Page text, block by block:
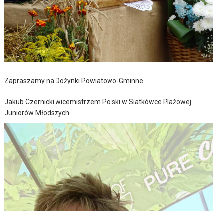
Zapraszamy na Dożynki Powiatowo-Gminne
Jakub Czernicki wicemistrzem Polski w Siatkówce Plażowej
Juniorów Młodszych